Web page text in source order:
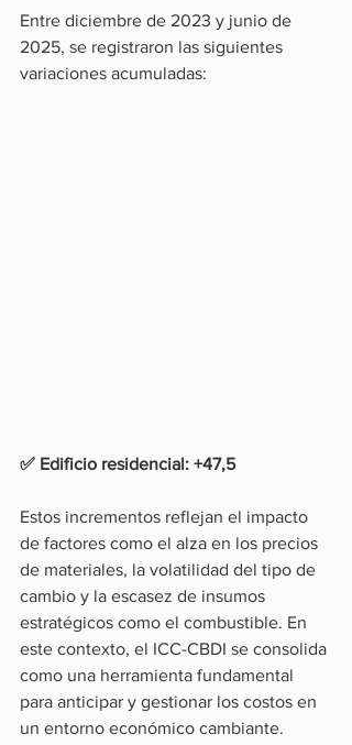
Entre diciembre de 2023 y junio de
2025, se registraron las siguientes
variaciones acumuladas:
✅ Edificio residencial: +47,5
Estos incrementos reflejan el impacto
de factores como el alza en los precios
de materiales, la volatilidad del tipo de
cambio y la escasez de insumos
estratégicos como el combustible. En
este contexto, el ICC-CBDI se consolida
como una herramienta fundamental
para anticipar y gestionar los costos en
un entorno económico cambiante.